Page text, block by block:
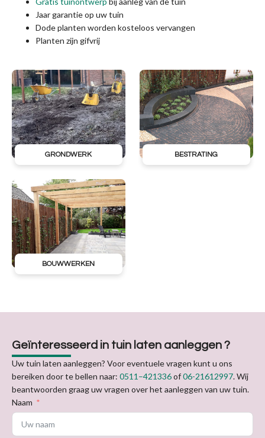
Jaar garantie op uw tuin
Dode planten worden kosteloos vervangen
Planten zijn gifvrij
GRONDWERK BESTRATING
BOUWWERKEN
Geïnteresseerd in tuin laten aanleggen ?
Uw tuin laten aanleggen? Voor eventuele vragen kunt u ons
bereiken door te bellen naar: 0511–421336of06-21612997. Wij
beantwoorden graag uw vragen over het aanleggen van uw tuin.
Naam